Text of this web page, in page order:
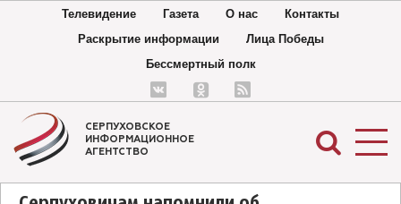
Телевидение Газета О нас
Контакты
Раскрытие информации
Лица Победы
Бессмертный полк
СЕРПУХОВСКОЕ
ИНФОРМАЦИОННОЕ
АГЕНТСТВО